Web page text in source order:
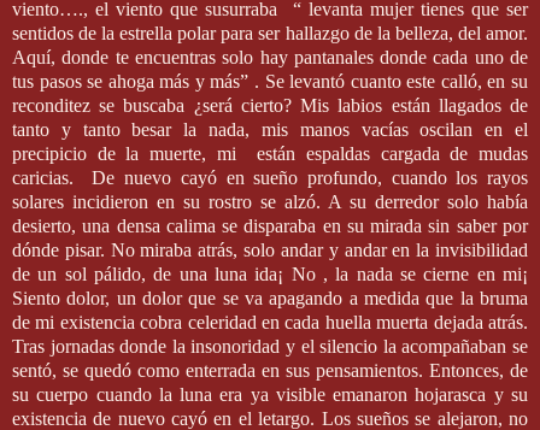
viento…., el viento que susurraba
“ levanta mujer tienes que ser
sentidos de la estrella polar para ser hallazgo de la belleza, del amor.
Aquí, donde te encuentras solo hay pantanales donde cada uno de
tus pasos se ahoga más y más” . Se levantó cuanto este calló, en su
reconditez se buscaba ¿será cierto? Mis labios están llagados de
tanto y tanto besar la nada, mis manos vacías oscilan en el
precipicio de la muerte, mi
están espaldas cargada de mudas
caricias.
De nuevo cayó en sueño profundo, cuando los rayos
solares incidieron en su rostro se alzó. A su derredor solo había
desierto, una densa calima se disparaba en su mirada sin saber por
dónde pisar. No miraba atrás, solo andar y andar en la invisibilidad
de un sol pálido, de una luna ida¡ No , la nada se cierne en mi¡
Siento dolor, un dolor que se va apagando a medida que la bruma
de mi existencia cobra celeridad en cada huella muerta dejada atrás.
Tras jornadas donde la insonoridad y el silencio la acompañaban se
sentó, se quedó como enterrada en sus pensamientos. Entonces, de
su cuerpo cuando la luna era ya visible emanaron hojarasca y su
existencia de nuevo cayó en el letargo. Los sueños se alejaron, no